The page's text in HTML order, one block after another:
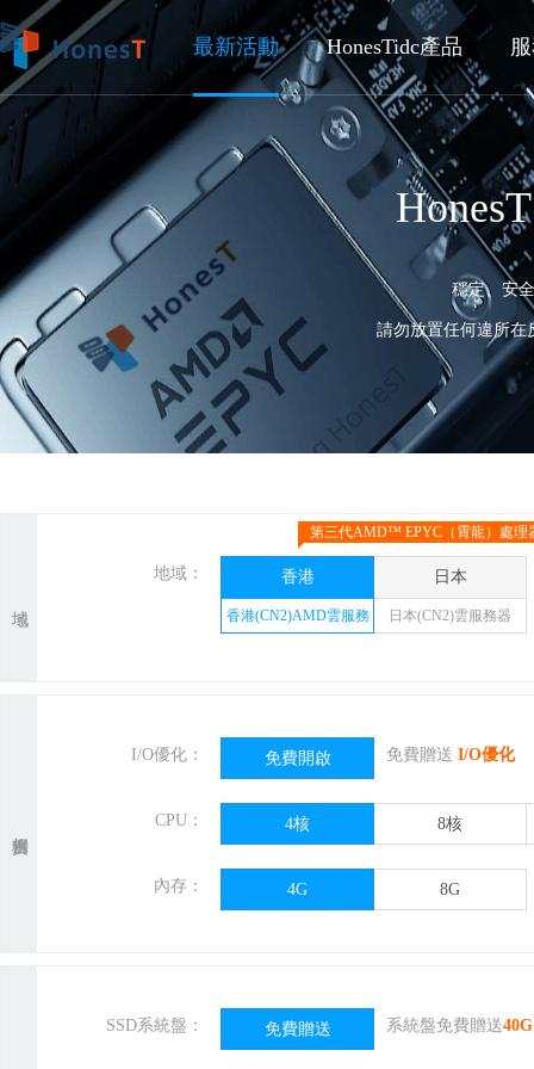
最新活動 HonesTidc產品
穩定、安
請勿放置任何違所在
地域： 香港
第三代AMD™ EPYC（霄龍）處理
香港(CN2)AMD雲服務
日本
日本(CN2)雲服務器
I/O優化： 免費開啟 免費贈送 I/O優化
CPU： 4核 8核
內存： 4G 8G
SSD系統盤： 免費贈送 系統盤免費贈送40G